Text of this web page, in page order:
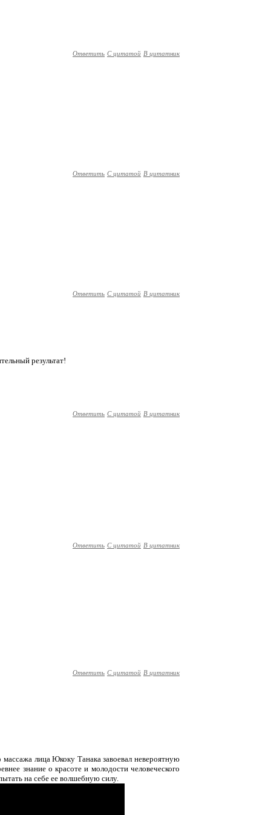
Ответить С цитатой В цитатник
Ответить С цитатой В цитатник
Ответить С цитатой В цитатник
результат!
Ответить С цитатой В цитатник
Ответить С цитатой В цитатник
Ответить С цитатой В цитатник
лица Юкоку Танака завоевал невероятную
знание о красоте и молодости человеческого
на себе ее волшебную силу.